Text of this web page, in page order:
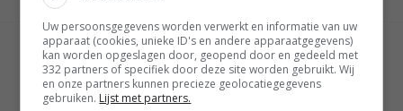
GESCHREVEN DOOR
WESLEY AKKERMAN
Uw persoonsgegevens worden verwerkt en informatie van uw
apparaat (cookies, unieke ID's en andere apparaatgegevens)
kan worden opgeslagen door, geopend door en gedeeld met
332 partners of specifiek door deze site worden gebruikt. Wij
en onze partners kunnen precieze geolocatiegegevens
gebruiken. Lijst met partners.